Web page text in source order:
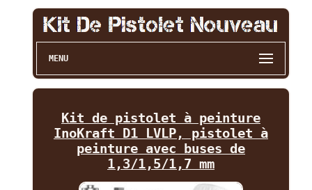
MENU
Kit de pistolet à peinture
InoKraft D1 LVLP, pistolet à
peinture avec buses de
1,3/1,5/1,7 mm